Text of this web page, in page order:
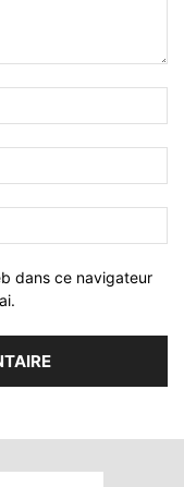
dans ce navigateur